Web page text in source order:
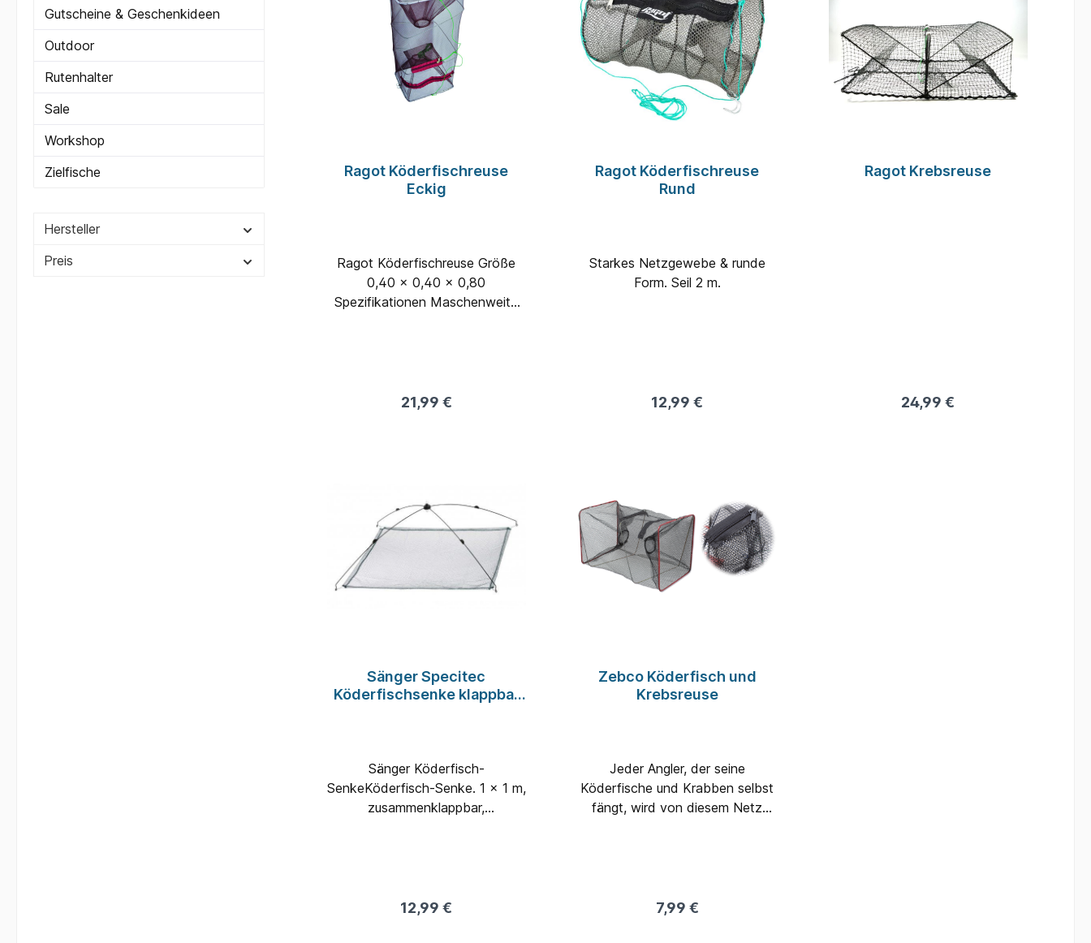
Gutscheine & Geschenkideen
Outdoor
Rutenhalter
Sale
Workshop
Zielfische
Hersteller
Preis
werden und um Fische über
größere Entfernungen zu
Keschern.
Ragot Köderfischreuse
Eckig
Ragot Köderfischreuse Größe
0,40 x 0,40 x 0,80
Spezifikationen Maschenweite
21,99 €
Ragot Köderfischreuse
Rund
Starkes Netzgewebe & runde
Form. Seil 2 m.
12,99 €
Ragot Krebsreuse
24,99 €
Sänger Specitec
Köderfischsenke klappbar
Sänger Köderfisch-
SenkeKöderfisch-Senke. 1 x 1 m,
zusammenklappbar,
12,99 €
Zebco Köderfisch und
Krebsreuse
Jeder Angler, der seine
Köderfische und Krabben selbst
fängt, wird von diesem Netz
wiederverschließbaren Beutel
7,99 €